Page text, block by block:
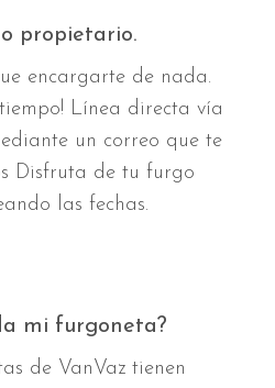
propietario.
encargarte de nada.
Línea directa vía
un correo que te
Disfruta de tu furgo
las fechas.
mi furgoneta?
de VanVaz tienen